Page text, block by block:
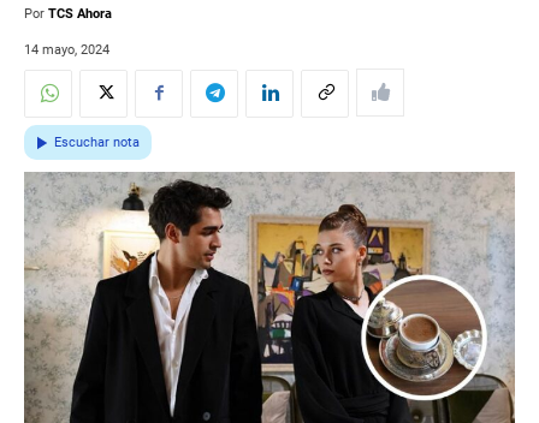
Por TCS Ahora
14 mayo, 2024
Escuchar nota